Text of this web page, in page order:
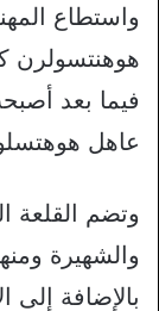
واستطاع
هوهنتسولرن
فيما بعد
عاهل
وتضم القلعة
والشهيرة
بالإضافة إلى